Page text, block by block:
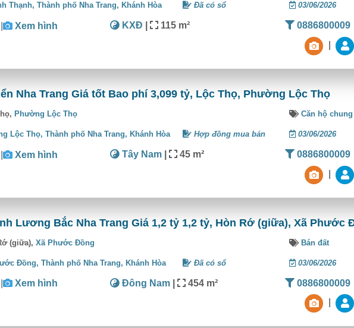
Thạnh, Thành phố Nha Trang, Khánh Hòa Đã có sổ 03/06/2026
| Xem hình KXĐ 115 m² 0886800009
Nha Trang Giá tốt Bao phí 3,099 tỷ, Lộc Thọ, Phường Lộc Thọ
Phường Lộc Thọ Căn hộ
Lộc Thọ, Thành phố Nha Trang, Khánh Hòa Hợp đồng mua bán 03/06/2026
| Xem hình Tây Nam| 45 m² 0886800009
Lương Bắc Nha Trang Giá 1,2 tỷ 1,2 tỷ, Hòn Rớ (giữa), Xã Phước
(giữa),Xã Phước Đồng Bán đất
Đồng, Thành phố Nha Trang,Khánh Hòa Đã có sổ 03/06/2026
| Xem hình Đông Nam| 454 m² 0886800009